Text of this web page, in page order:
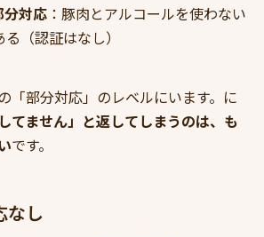
分対応 ：豚肉とアルコールを使わない
（認証はなし）
「部分対応」のレベルにいます。に
してません」と返してしまうのは、も
です。
なし